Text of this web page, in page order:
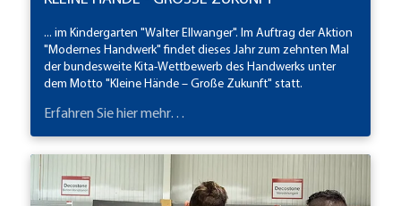
... im Kindergarten "Walter Ellwanger". Im Auftrag der Aktion
"Modernes Handwerk" findet dieses Jahr zum zehnten Mal
der bundesweite Kita-Wettbewerb des Handwerks unter
dem Motto "Kleine Hände – Große Zukunft" statt.
Erfahren Sie hier mehr…